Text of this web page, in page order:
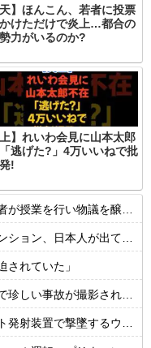
天】ほんこん、若者に投票
けただけで炎上…都合の
力がいるのか?
上】れいわ会見に山本太郎
逃げた?」4万いいねで批
!
醸す！ #大阪 #イスラム教 #モスク
が出ていきネパール人で埋まる
れていた」
しい事故が撮影される。
置で撃墜するウクライナ。